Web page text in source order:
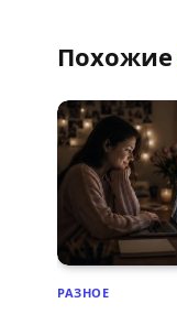
Похожие
РАЗНОЕ